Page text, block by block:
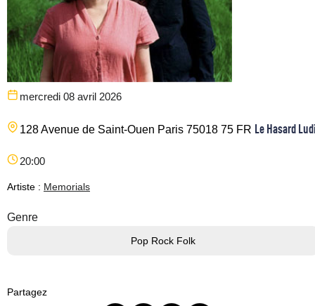
mercredi 08 avril 2026
128 Avenue de Saint-Ouen Paris 75018 75 FR Le Hasard
20:00
Artiste : Memorials
Genre
Pop Rock Folk
Partagez